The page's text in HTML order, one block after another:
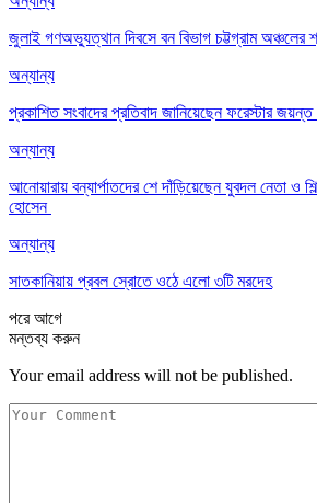
জুলাই গণঅভ্যুত্থান দিবসে বন বিভাগ চট্টগ্রাম অঞ্চলের
অন্যান্য
প্রকাশিত সংবাদের প্রতিবাদ জানিয়েছেন ফরেস্টার জয়ন্ত
অন্যান্য
আনোয়ারায় বন্যার্পাতদের শে দাঁড়িয়েছেন যুবদল নেতা ও
হোসেন ‎
অন্যান্য
সাতকানিয়ায় প্রবল স্রোতে ওঠে এলো ৩টি মরদেহ
পরেআগে
মন্তব্য করুন
Your email address will not be published.